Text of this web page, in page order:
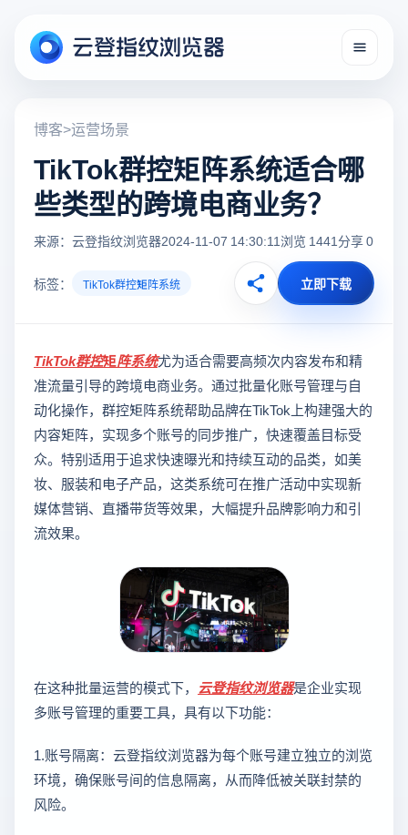
博客>运营场景
TikTok群控矩阵系统适合哪
些类型的跨境电商业务？
来源：云登指纹浏览器2024-11-07 14:30:11浏览 1441分享 0
标签： TikTok群控矩阵系统 立即下载
TikTok群控矩阵系统尤为适合需要高频次内容发布和精
准流量引导的跨境电商业务。通过批量化账号管理与自
动化操作，群控矩阵系统帮助品牌在TikTok上构建强大的
内容矩阵，实现多个账号的同步推广，快速覆盖目标受
众。特别适用于追求快速曝光和持续互动的品类，如美
妆、服装和电子产品，这类系统可在推广活动中实现新
媒体营销、直播带货等效果，大幅提升品牌影响力和引
流效果。
在这种批量运营的模式下， 云登指纹浏览器是企业实现
多账号管理的重要工具，具有以下功能：
1.账号隔离：云登指纹浏览器为每个账号建立独立的浏览
环境，确保账号间的信息隔离，从而降低被关联封禁的
风险。